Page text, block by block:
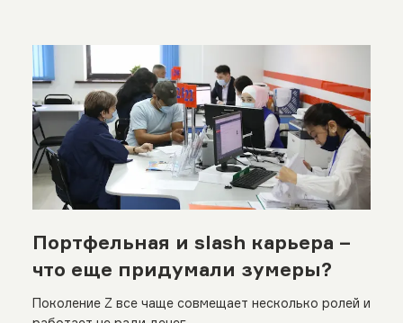
Портфельная и slash карьера –
что еще придумали зумеры?
Поколение Z все чаще совмещает несколько ролей и